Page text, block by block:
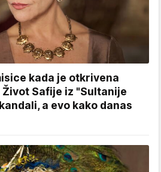
kada je otkrivena
Safije iz "Sultanije
a evo kako danas